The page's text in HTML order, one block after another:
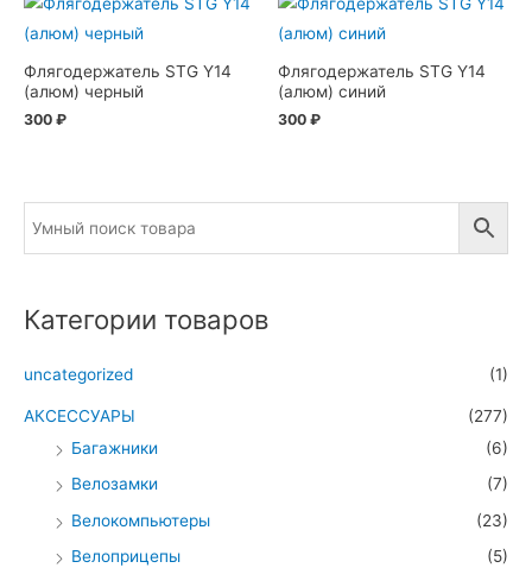
Флягодержатель STG Y14
(алюм) черный
300 ₽
Флягодержатель STG Y14
(алюм) синий
300 ₽
Категории товаров
uncategorized (1)
АКСЕССУАРЫ
(277)
Багажники
(6)
Велозамки
(7)
Велокомпьютеры
(23)
Велоприцепы
(5)